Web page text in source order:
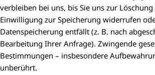
verbleiben bei uns, bis Sie uns zur
Einwilligung zur Speicherung widerrufen
Datenspeicherung entfällt (z. B. nach
Bearbeitung Ihrer Anfrage). Zwingende
Bestimmungen – insbesondere
unberührt.